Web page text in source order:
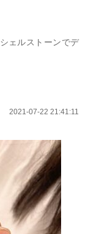
ェルストーンでデ
2021-07-22 21:41:11